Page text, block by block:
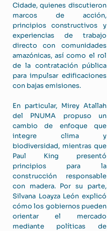
Cidade, quienes discutieron
marcos de acción,
principios constructivos y
experiencias de trabajo
directo con comunidades
amazónicas, así como el rol
de la contratación pública
para impulsar edificaciones
con bajas emisiones.
En particular, Mirey Atallah
del PNUMA propuso un
cambio de enfoque que
integre clima y
biodiversidad, mientras que
Paul King presentó
principios para la
construcción responsable
con madera. Por su parte,
Silvana Loayza León explicó
cómo los gobiernos pueden
orientar el mercado
mediante políticas de